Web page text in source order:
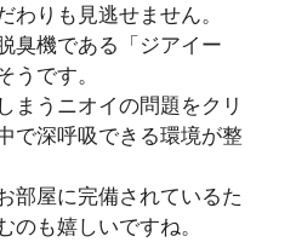
わりも見逃せません。
臭機である「ジアイー
うです。
まうニオイの問題をクリ
で深呼吸できる環境が整
部屋に完備されているた
のも嬉しいですね。